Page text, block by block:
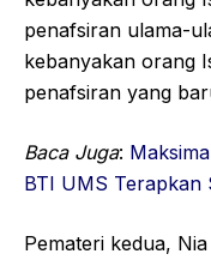
penafsiran ulama-
kebanyakan orang
penafsiran yang
Baca Juga:
BTI UMS Terapkan
Pemateri kedua,